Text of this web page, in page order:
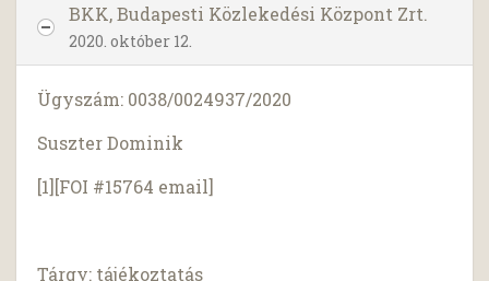
BKK, Budapesti Közlekedési Központ Zrt.
2020. október 12.
Ügyszám: 0038/0024937/2020
Suszter Dominik
[1][FOI #15764 email]
Tárgy: tájékoztatás